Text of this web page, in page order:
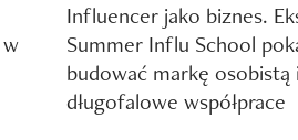
Influencer jako biznes.
Summer Influ School
budować markę osobistą
długofalowe współprace